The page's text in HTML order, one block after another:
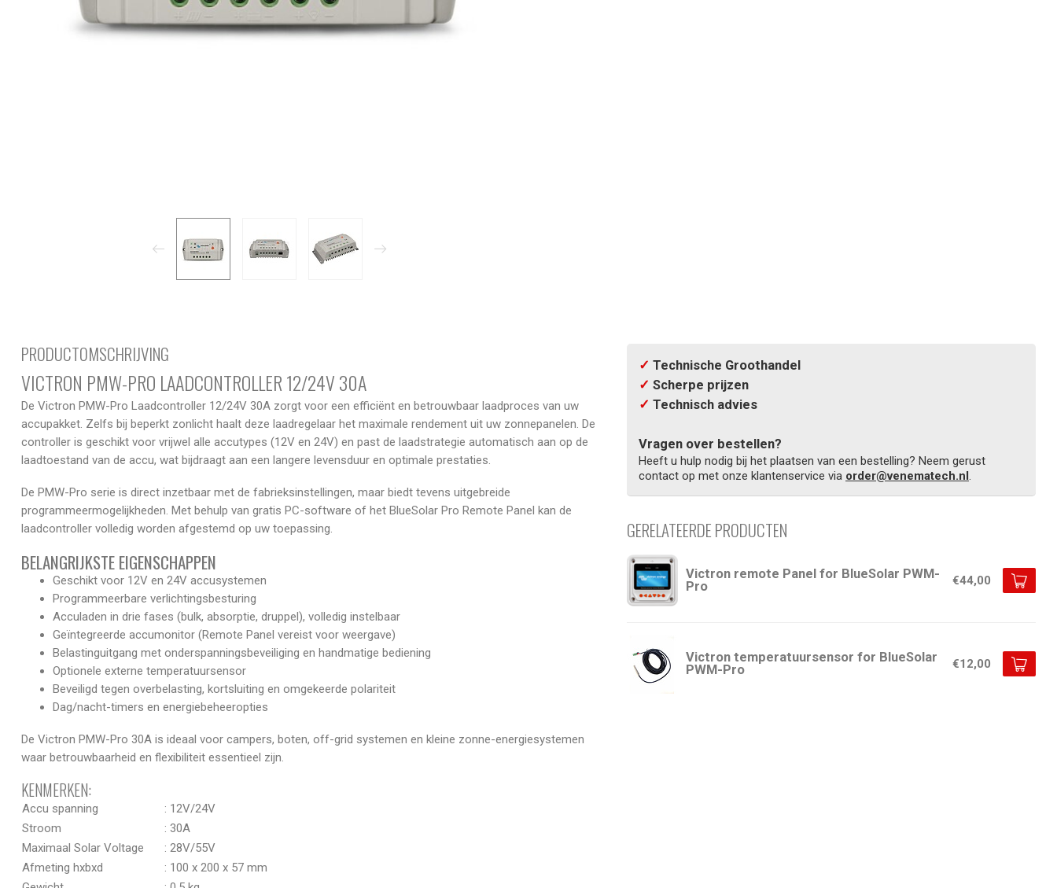
PRODUCTOMSCHRIJVING
VICTRON PMW-PRO LAADCONTROLLER 12/24V 30A
De Victron PMW-Pro Laadcontroller 12/24V 30A zorgt voor een efficiënt en betrouwbaar laadproces van uw
accupakket. Zelfs bij beperkt zonlicht haalt deze laadregelaar het maximale rendement uit uw zonnepanelen. De
controller is geschikt voor vrijwel alle accutypes (12V en 24V) en past de laadstrategie automatisch aan op de
laadtoestand van de accu, wat bijdraagt aan een langere levensduur en optimale prestaties.
De PMW-Pro serie is direct inzetbaar met de fabrieksinstellingen, maar biedt tevens uitgebreide
programmeermogelijkheden. Met behulp van gratis PC-software of het BlueSolar Pro Remote Panel kan de
laadcontroller volledig worden afgestemd op uw toepassing.
BELANGRIJKSTE EIGENSCHAPPEN
Geschikt voor 12V en 24V accusystemen
Programmeerbare verlichtingsbesturing
Acculaden in drie fases (bulk, absorptie, druppel), volledig instelbaar
Geïntegreerde accumonitor (Remote Panel vereist voor weergave)
Belastinguitgang met onderspanningsbeveiliging en handmatige bediening
Optionele externe temperatuursensor
Beveiligd tegen overbelasting, kortsluiting en omgekeerde polariteit
Dag/nacht-timers en energiebeheeropties
De Victron PMW-Pro 30A is ideaal voor campers, boten, off-grid systemen en kleine zonne-energiesystemen
waar betrouwbaarheid en flexibiliteit essentieel zijn.
KENMERKEN:
Accu spanning
: 12V/24V
Stroom
: 30A
Maximaal Solar Voltage
: 28V/55V
Afmeting hxbxd
: 100 x 200 x 57 mm
✓ Technische Groothandel
✓ Scherpe prijzen
✓ Technisch advies
Vragen over bestellen?
Heeft u hulp nodig bij het plaatsen van een bestelling? Neem gerust
contact op met onze klantenservice via order@venematech.nl.
GERELATEERDE PRODUCTEN
Victron remote Panel for BlueSolar PWM-
Pro
€44,00
Victron temperatuursensor for BlueSolar
PWM-Pro
€12,00